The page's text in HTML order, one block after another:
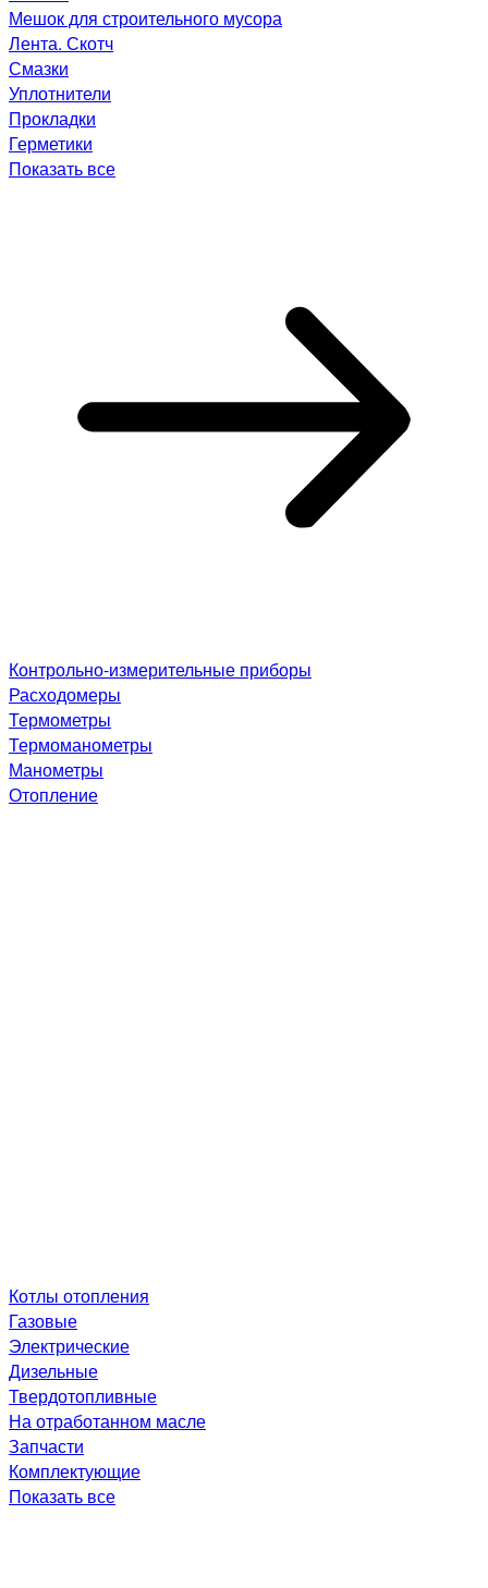
Мешок для строительного мусора
Лента. Скотч
Смазки
Уплотнители
Прокладки
Герметики
Показать все
Контрольно-измерительные приборы
Расходомеры
Термометры
Термоманометры
Манометры
Отопление
Котлы отопления
Газовые
Электрические
Дизельные
Твердотопливные
На отработанном масле
Запчасти
Комплектующие
Показать все